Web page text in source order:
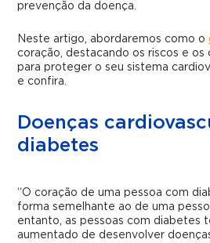
prevenção da doença.
Neste artigo, abordaremos como o
coração, destacando os riscos e os
para proteger o seu sistema
e confira.
Doenças
diabetes
“O coração de uma pessoa com
forma semelhante ao de uma
entanto, as pessoas com diabetes
aumentado de desenvolver